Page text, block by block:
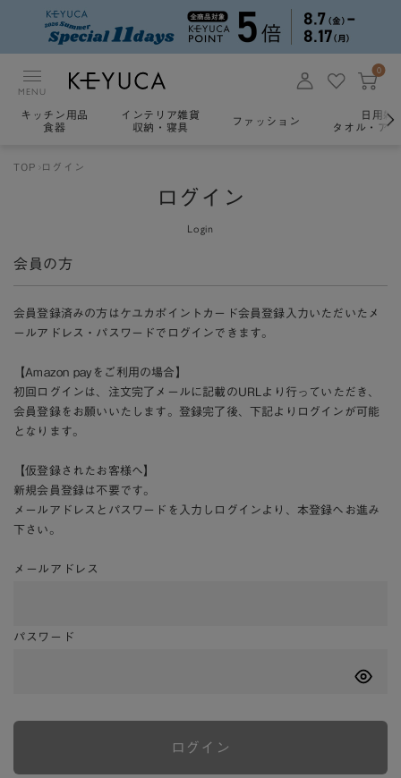
MENU
0
キッチン用品
食器
インテリア雑貨
収納・寝具
ファッション
日用雑
タオル・ア
TOP ログイン
ログイン
Login
会員の方
会員登録済みの方はケユカポイントカード会員登録入力いただいたメ
ールアドレス・パスワードでログインできます。
【Amazon payをご利用の場合】
初回ログインは、注文完了メールに記載のURLより行っていただき、
会員登録をお願いいたします。登録完了後、下記よりログインが可能
となります。
【仮登録されたお客様へ】
新規会員登録は不要です。
メールアドレスとパスワードを入力しログインより、本登録へお進み
下さい。
メールアドレス
パスワード
ログイン